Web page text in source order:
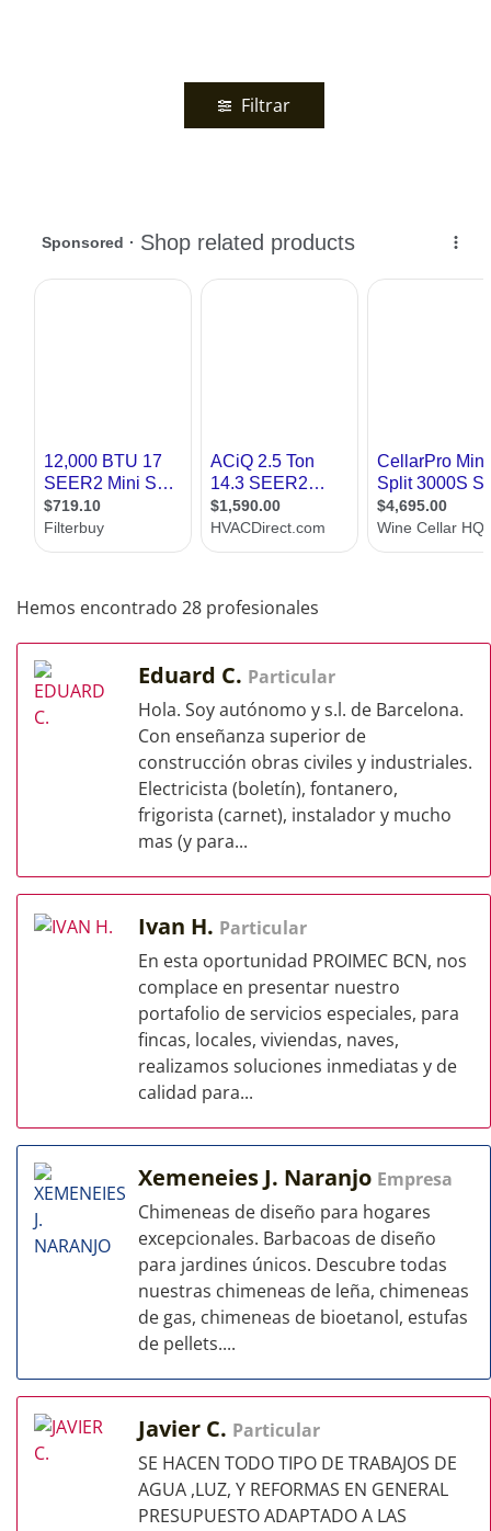
Filtrar
Hemos encontrado 28 profesionales
Eduard C. Particular
Hola. Soy autónomo y s.l. de Barcelona.
Con enseñanza superior de
construcción obras civiles y industriales.
Electricista (boletín), fontanero,
frigorista (carnet), instalador y mucho
mas (y para...
Ivan H. Particular
En esta oportunidad PROIMEC BCN, nos
complace en presentar nuestro
portafolio de servicios especiales, para
fincas, locales, viviendas, naves,
realizamos soluciones inmediatas y de
calidad para...
Xemeneies J. Naranjo Empresa
Chimeneas de diseño para hogares
excepcionales. Barbacoas de diseño
para jardines únicos. Descubre todas
nuestras chimeneas de leña, chimeneas
de gas, chimeneas de bioetanol, estufas
de pellets....
Javier C. Particular
SE HACEN TODO TIPO DE TRABAJOS DE
AGUA ,LUZ, Y REFORMAS EN GENERAL
PRESUPUESTO ADAPTADO A LAS